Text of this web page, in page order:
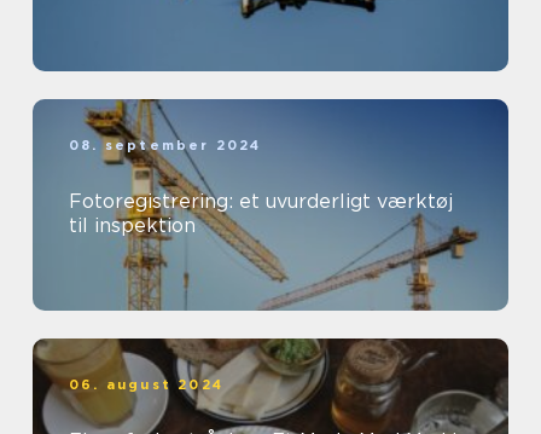
08. september 2024
Fotoregistrering: et uvurderligt værktøj
til inspektion
06. august 2024